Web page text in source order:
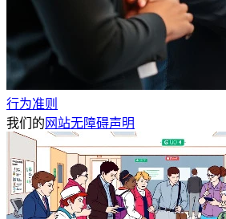
行为准则
我们的 网站无障碍声明